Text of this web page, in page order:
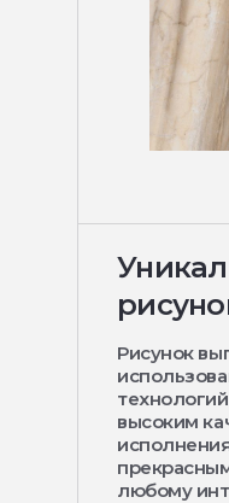
Рисунок
высоким
любому